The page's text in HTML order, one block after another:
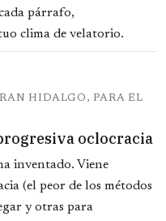
párrafo,
clima de velatorio.
HIDALGO, PARA EL
oclocracia
inventado. Viene
(el peor de los métodos
y otras para